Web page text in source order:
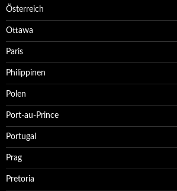
Österreich
Ottawa
Paris
Philippinen
Polen
Port-au-Prince
Portugal
Prag
Pretoria